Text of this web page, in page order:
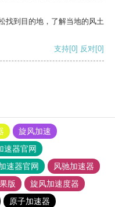
找到目的地，了解当地的风土
支持[0] 反对[0]
旋风加速
速器官网
速器官网
风驰加速器
版
旋风加速度器
原子加速器